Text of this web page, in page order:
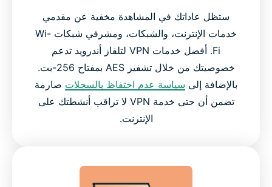
الأسئلة الشائعة
جرب ExpressVPN بدون مخاطر على أجهزة تلفاز أندرويد
اليوم
ستظل عاداتك في المشاهدة مخفية عن مقدمي
خدمات الإنترنت، والشبكات، ومشرفي شبكات Wi-
Fi. أفضل خدمات VPN لتلفاز أندرويد تدعم
خصوصيتك من خلال تشفير AES بمفتاح 256-بت.
بالإضافة إلى سياسة عدم احتفاظ بالسجلات صارمة
تضمن أن حتى خدمة VPN لا تراقب أنشطتك على
الإنترنت.